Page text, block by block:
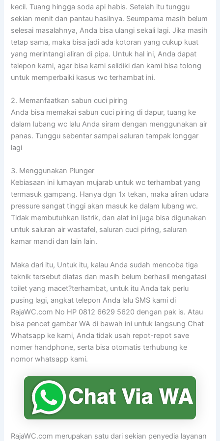
kecil. Tuang hingga soda api habis. Setelah itu tunggu
sekian menit dan pantau hasilnya. Seumpama masih belum
selesai masalahnya, Anda bisa ulangi sekali lagi. Jika masih
tetap sama, maka bisa jadi ada kotoran yang cukup kuat
yang merintangi aliran di pipa. Untuk hal ini, Anda dapat
telepon kami, agar bisa kami selidiki dan kami bisa tolong
untuk memperbaiki kasus wc terhambat ini.
2. Memanfaatkan sabun cuci piring
Anda bisa memakai sabun cuci piring di dapur, tuang ke
dalam lubang wc lalu Anda siram dengan menggunakan air
panas. Tunggu sebentar sampai saluran tampak longgar
lagi
3. Menggunakan Plunger
Kebiasaan ini lumayan mujarab untuk wc terhambat yang
termasuk gampang. Hanya dgn 1x tekan, maka aliran udara
pressure sangat tinggi akan masuk ke dalam lubang wc.
Tidak membutuhkan listrik, dan alat ini juga bisa digunakan
untuk saluran air wastafel, saluran cuci piring, saluran
kamar mandi dan lain lain.
Maka dari itu, Untuk itu, kalau Anda sudah mencoba tiga
teknik tersebut diatas dan masih belum berhasil mengatasi
toilet yang macet?terhambat, untuk itu Anda tak perlu
pusing lagi, angkat telepon Anda lalu SMS kami di
RajaWC.com No HP 0812 6629 5620 dengan pak is. Atau
bisa pencet gambar WA di bawah ini untuk langsung Chat
Whatsapp ke kami, Anda tidak usah repot-repot save
nomer handphone, serta bisa otomatis terhubung ke
nomor whatsapp kami.
RajaWC.com merupakan satu dari sekian penyedia layanan